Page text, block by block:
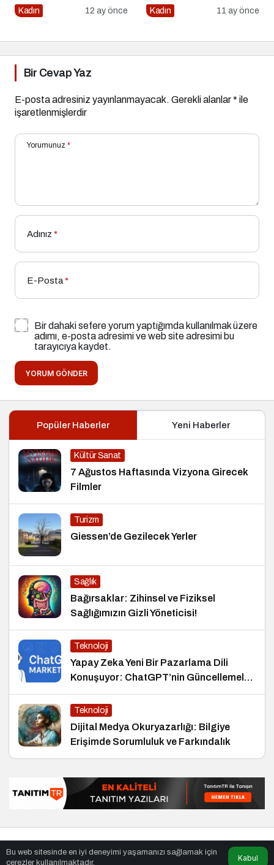
Sahipliğinde Bir Araya
Kadın 12 ay önce Kadın 11 ay önce
Bir Cevap Yaz
E-posta adresiniz yayınlanmayacak. Gerekli alanlar* ile
işaretlenmişlerdir
Yorumunuz *
Adınız *
E-Posta*
Bir dahaki sefere yorum yaptığımda kullanılmak üzere
adımı, e-posta adresimi ve web site adresimi bu
tarayıcıya kaydet.
YORUM GÖNDER
Popüler Haberler Yeni Haberler
Kültür Sanat
7 Ağustos Haftasında Vizyona Girecek
Filmler
Turizm
Giessen’de Gezilecek Yerler
Sağlık
Bağırsaklar: Zihinsel ve Fiziksel
Sağlığımızın Gizli Yöneticisi!
Teknoloji
Yapay Zeka Yeni Bir Pazarlama Dili
Konuşuyor: ChatGPT’nin Güncellemeleri
ve Markalara Yönelik Fırsatlar
Teknoloji
Dijital Medya Okuryazarlığı: Bilgiye
Erişimde Sorumluluk ve Farkındalık
Bu web sitesinde en iyi deneyimi yaşamanızı sağlamak için
çerezler kullanılmaktadır.
Kabul
en iyiler
listesi ,bihaber, sağlıklı